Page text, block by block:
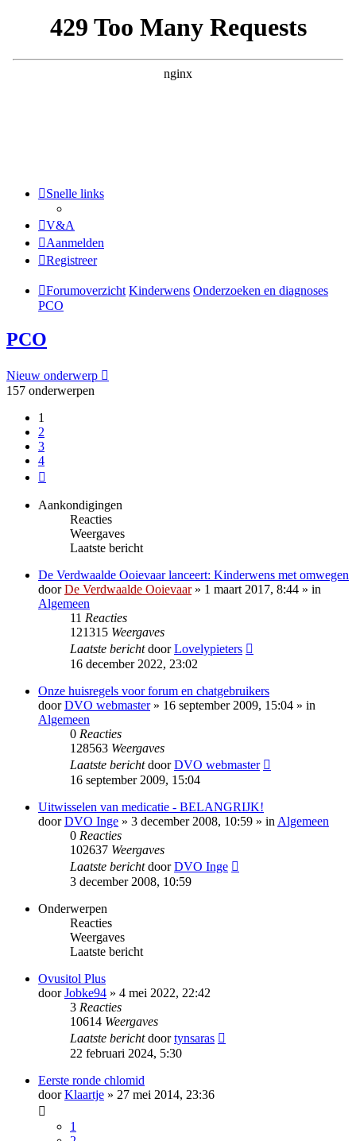
Snelle links
V&A
Aanmelden
Registreer
Forumoverzicht Kinderwens Onderzoeken en diagnoses
PCO
PCO
Nieuw onderwerp
157 onderwerpen
1
2
3
4
Aankondigingen
Reacties
Weergaves
Laatste bericht
De Verdwaalde Ooievaar lanceert: Kinderwens met omwegen
doorDe Verdwaalde Ooievaar» 1 maart 2017, 8:44 » in
Algemeen
11 Reacties
121315 Weergaves
Laatste berichtdoorLovelypieters
16 december 2022, 23:02
Onze huisregels voor forum en chatgebruikers
doorDVO webmaster» 16 september 2009, 15:04 » in
Algemeen
0 Reacties
128563 Weergaves
Laatste berichtdoorDVO webmaster
16 september 2009, 15:04
Uitwisselen van medicatie - BELANGRIJK!
doorDVO Inge » 3 december 2008, 10:59 » in Algemeen
0 Reacties
102637 Weergaves
Laatste berichtdoorDVO Inge
3 december 2008, 10:59
Onderwerpen
Reacties
Weergaves
Laatste bericht
Ovusitol Plus
doorJobke94 » 4 mei 2022, 22:42
3 Reacties
10614 Weergaves
Laatste berichtdoortynsaras
22 februari 2024, 5:30
Eerste ronde chlomid
doorKlaartje » 27 mei 2014, 23:36
1